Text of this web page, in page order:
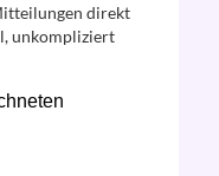
direkt
unkompliziert